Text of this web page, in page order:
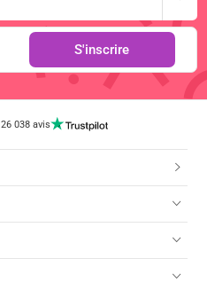
S'inscrire
|26 038 avis